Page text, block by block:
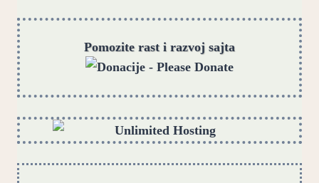
Pomozite rast i razvoj sajta